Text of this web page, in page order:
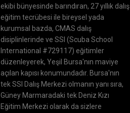
ekibi bünyesinde barındıran, 27 yıllık dalış
eğitim tecrübesi ile bireysel yada
kurumsal bazda, CMAS dalış
disiplinlerinde ve SSI (Scuba School
International #729117) eğitimler
düzenleyerek, Yeşil Bursa'nın maviye
açılan kapısı konumundadır. Bursa'nın
tek SSI Dalış Merkezi olmanın yanı sıra,
Güney Marmaradaki tek Deniz Kızı
Eğitim Merkezi olarak da sizlere